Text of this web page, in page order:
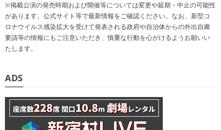
※掲載公演の発売時期および開催等については変更や延期・中止の可能性
があります。公式サイト等で最新情報をご確認ください。なお、新型コ
ロナウイルス感染拡大を受けて発表される政府や自治体からの外出自粛
要請等の情報にもご注意いただき、慎重な行動を心がけるようお願いい
たします。
ADS